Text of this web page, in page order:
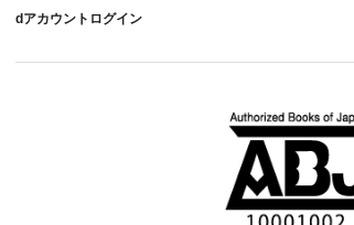
dアカウントログイン